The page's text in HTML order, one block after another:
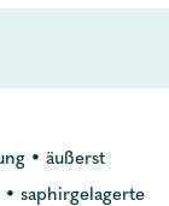
• äußerst
saphirgelagerte